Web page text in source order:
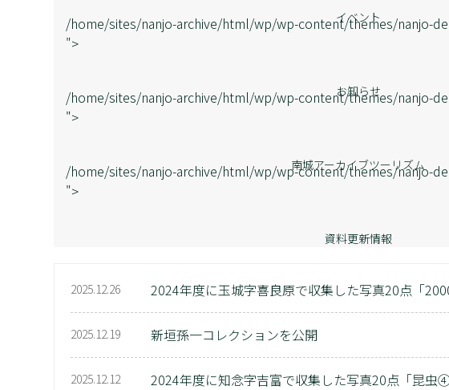
イベント
/home/sites/nanjo-archive/html/wp/wp-content/themes/nanjo-
">
お知らせ
/home/sites/nanjo-archive/html/wp/wp-content/themes/nanjo-
">
南城アーカイブツーリズム
/home/sites/nanjo-archive/html/wp/wp-content/themes/nanjo-
">
資料更新情報
2025.12.26 2024年度に玉城字喜良原で収集した写真20点「
2025.12.19 新垣孫一コレクションを公開
2025.12.12 2024年度に知念字吉富で収集した写真20点「昆虫